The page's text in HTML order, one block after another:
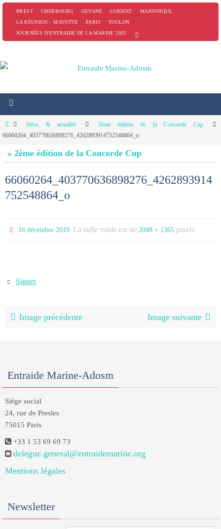
PasserBREST CHERBOURG GUYANE LORIENT
MARTINIQUE
LA RÉUNION – MAYOTTE
PARIS
TOULON
JOURNÉES D’ENTRAIDE DE LA MARINE 2025
Home Infos & actualité
2ème édition de la Concorde Cup
66060264_403770636898276_4262893914752548864_o
« 2ème édition de la Concorde Cup
66060264_403770636898276_4262893914
752548864_o
16 décembre 2019 La taille totale est de 2048 × 1365 pixels
Signet.
Image précédente Image suivante
Entraide Marine-Adosm
Siège social
24, rue de Presles
75015 Paris
+33 1 53 69 69 73
delegue.general@entraidemarine.org
Mentions légales
Newsletter